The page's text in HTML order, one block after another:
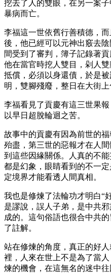
挖去了人的雙眼，在另一案
暴病而亡。
李福這一世依舊行善積德，
後，他已經可以元神出竅去
間受到了審判，簿子記錄著
他在當官時挖人雙目，剁人
抵償，必須以身還債，於是
明，雙腳殘廢，整日在大街上
李福看見了貢慶有這三世果
以早日超脫輪迴之苦。
故事中的貢慶有因為前世的
殆盡，第三世的惡報才在人
到這些因緣關係。人真的不
都是幻象，眼睛看到的不一
定境界才能看透人間真相。
我也是修煉了法輪功才明白“
是謬說，誤人子弟，是中共
成的。這句俗語也很合中共
了註解。
站在修煉的角度，真正的好
裡，人來在世上不是為了當
煉的機會，在這無名的迷中